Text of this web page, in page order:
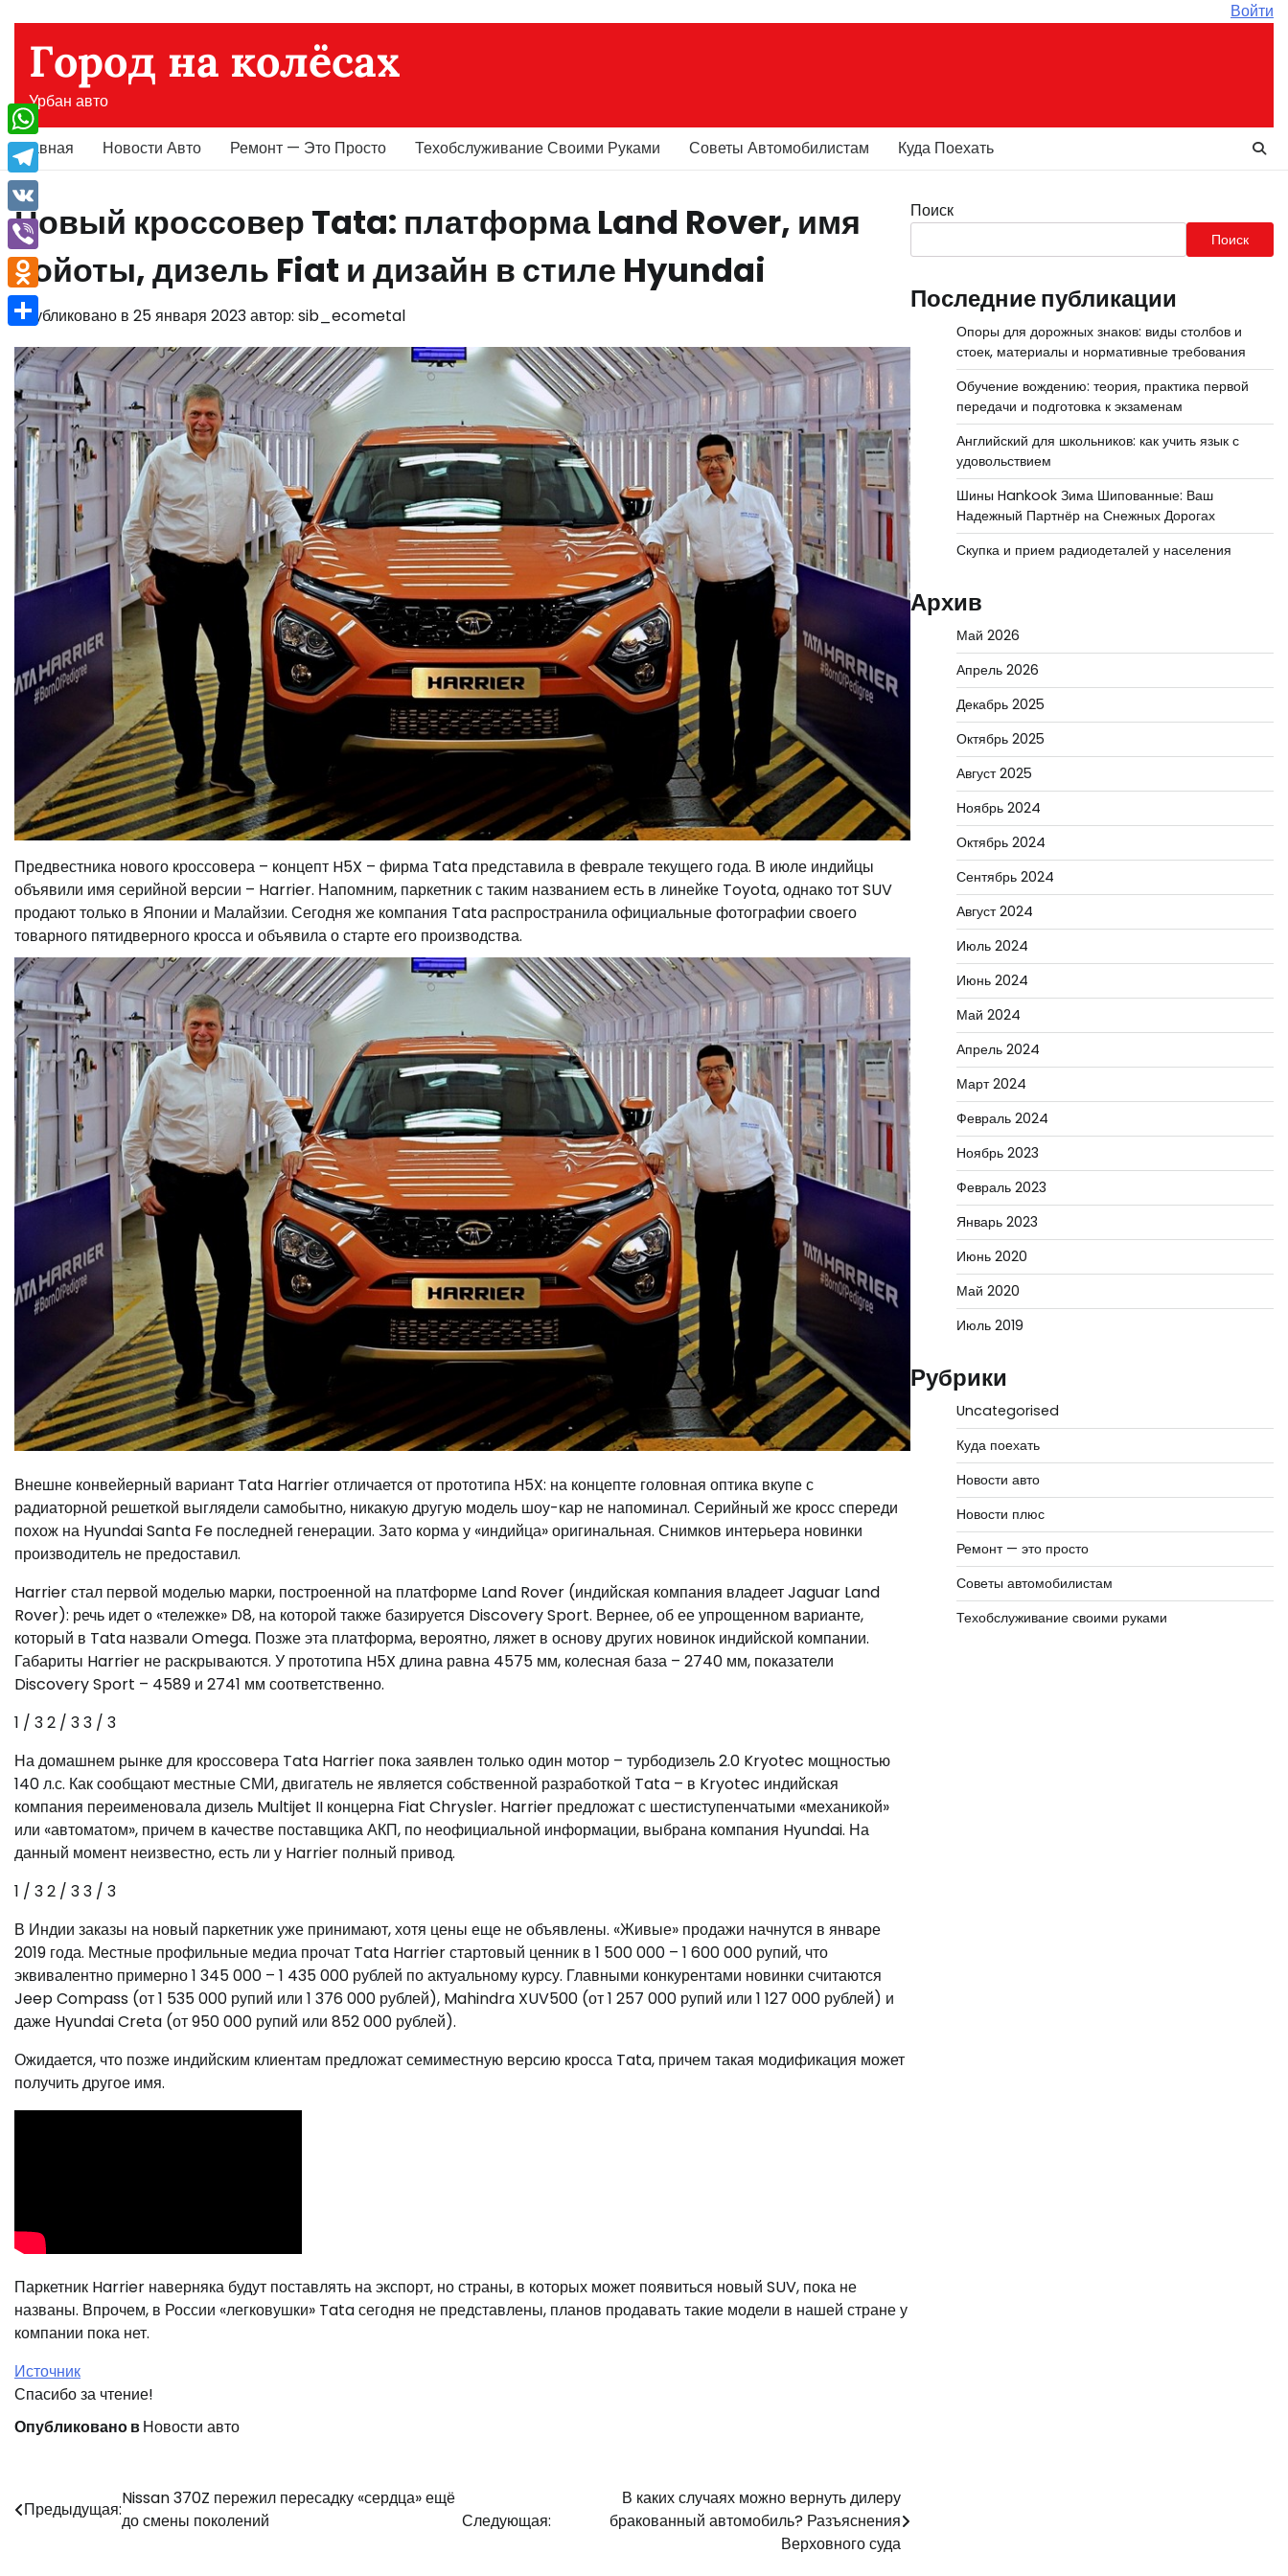
содержимому
Войти
Город на колёсах
Урбан авто
Главная Новости Авто Ремонт — Это Просто Техобслуживание Своими Руками Советы Автомобилистам Куда Поехать
Новый кроссовер Tata: платформа Land Rover, имя
Тойоты, дизель Fiat и дизайн в стиле Hyundai
Опубликовано в 25 января 2023автор: sib_ecometal
Предвестника нового кроссовера – концепт H5X – фирма Tata представила в феврале текущего года. В июле индийцы
объявили имя серийной версии – Harrier. Напомним, паркетник с таким названием есть в линейке Toyota, однако тот SUV
продают только в Японии и Малайзии. Сегодня же компания Tata распространила официальные фотографии своего
товарного пятидверного кросса и объявила о старте его производства.
Внешне конвейерный вариант Tata Harrier отличается от прототипа H5X: на концепте головная оптика вкупе с
радиаторной решеткой выглядели самобытно, никакую другую модель шоу-кар не напоминал. Серийный же кросс спереди
похож на Hyundai Santa Fe последней генерации. Зато корма у «индийца» оригинальная. Снимков интерьера новинки
производитель не предоставил.
Harrier стал первой моделью марки, построенной на платформе Land Rover (индийская компания владеет Jaguar Land
Rover): речь идет о «тележке» D8, на которой также базируется Discovery Sport. Вернее, об ее упрощенном варианте,
который в Tata назвали Omega. Позже эта платформа, вероятно, ляжет в основу других новинок индийской компании.
Габариты Harrier не раскрываются. У прототипа H5X длина равна 4575 мм, колесная база – 2740 мм, показатели
Discovery Sport – 4589 и 2741 мм соответственно.
1 / 32 / 33 / 3
На домашнем рынке для кроссовера Tata Harrier пока заявлен только один мотор – турбодизель 2.0 Kryotec мощностью
140 л.с. Как сообщают местные СМИ, двигатель не является собственной разработкой Tata – в Kryotec индийская
компания переименовала дизель Multijet II концерна Fiat Chrysler. Harrier предложат с шестиступенчатыми «механикой»
или «автоматом», причем в качестве поставщика АКП, по неофициальной информации, выбрана компания Hyundai. На
данный момент неизвестно, есть ли у Harrier полный привод.
1 / 32 / 33 / 3
В Индии заказы на новый паркетник уже принимают, хотя цены еще не объявлены. «Живые» продажи начнутся в январе
2019 года. Местные профильные медиа прочат Tata Harrier стартовый ценник в 1 500 000 – 1 600 000 рупий, что
эквивалентно примерно 1 345 000 – 1 435 000 рублей по актуальному курсу. Главными конкурентами новинки считаются
Jeep Compass (от 1 535 000 рупий или 1 376 000 рублей), Mahindra XUV500 (от 1 257 000 рупий или 1 127 000 рублей) и
даже Hyundai Creta (от 950 000 рупий или 852 000 рублей).
Ожидается, что позже индийским клиентам предложат семиместную версию кросса Tata, причем такая модификация может
получить другое имя.
Паркетник Harrier наверняка будут поставлять на экспорт, но страны, в которых может появиться новый SUV, пока не
названы. Впрочем, в России «легковушки» Tata сегодня не представлены, планов продавать такие модели в нашей стране у
компании пока нет.
Источник
Спасибо за чтение!
Опубликовано вНовости авто
Навигация
Предыдущая:
Nissan 370Z пережил пересадку «сердца» ещё
до смены поколений
Следующая:
В каких случаях можно вернуть дилеру
бракованный автомобиль? Разъяснения
Верховного суда
Поиск
Поиск
Последние публикации
Опоры для дорожных знаков: виды столбов и
стоек, материалы и нормативные требования
Обучение вождению: теория, практика первой
передачи и подготовка к экзаменам
Английский для школьников: как учить язык с
удовольствием
Шины Hankook Зима Шипованные: Ваш
Надежный Партнёр на Снежных Дорогах
Скупка и прием радиодеталей у населения
Архив
Май 2026
Апрель 2026
Декабрь 2025
Октябрь 2025
Август 2025
Ноябрь 2024
Октябрь 2024
Сентябрь 2024
Август 2024
Июль 2024
Июнь 2024
Май 2024
Апрель 2024
Март 2024
Февраль 2024
Ноябрь 2023
Февраль 2023
Январь 2023
Июнь 2020
Май 2020
Июль 2019
Рубрики
Uncategorised
Куда поехать
Новости авто
Новости плюс
Ремонт — это просто
Советы автомобилистам
Техобслуживание своими руками
WhatsApp
Telegram
VK
Viber
Odnoklassniki